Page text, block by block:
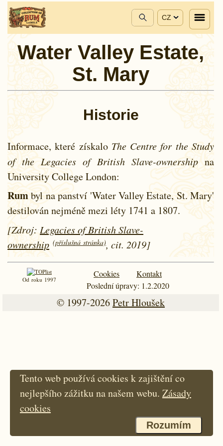
CZ
Water Valley Estate,
St. Mary
Historie
Informace, které získalo The Centre for the Study
of the Legacies of British Slave-ownership na
University College London:
Rumbyl na panství 'Water Valley Estate, St. Mary'
destilován nejméně mezi léty 1741 a 1807.
[Zdroj: Legacies of British Slave-
ownership (příslušná stránka), cit. 2019]
Od roku 1997
Cookies
Kontakt
Poslední úpravy: 1.2.2020
© 1997-2026Petr Hloušek
Tento web používá cookies k zajištění co
nejlepšího zážitku na našem webu. Zásady
cookies
Rozumím